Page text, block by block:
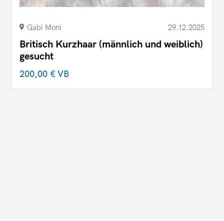
Gabi Moni 29.12.2025
Britisch Kurzhaar (männlich und weiblich)
gesucht
200,00 €VB